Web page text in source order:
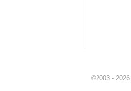
©2003 - 2026